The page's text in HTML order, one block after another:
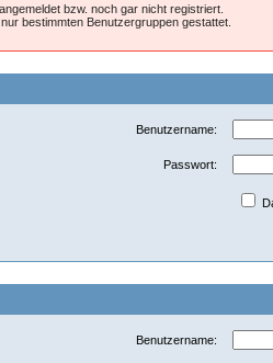
bzw. noch gar nicht registriert.
bestimmten Benutzergruppen gestattet.
Benutzername:
Passwort:
Benutzername: